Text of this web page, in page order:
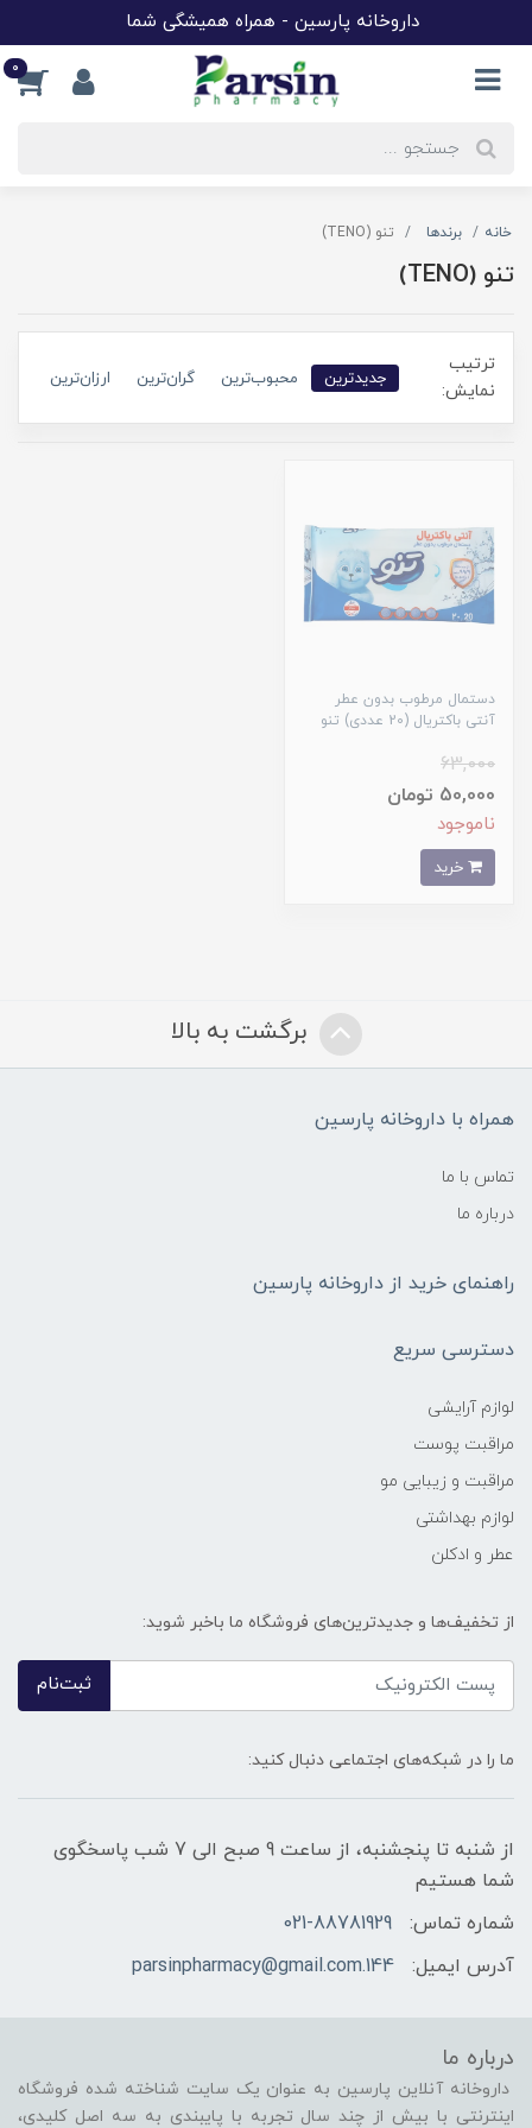
داروخانه پارسین - همراه همیشگی شما
0
خانه برندها تنو (TENO)
تنو (TENO)
ترتیب
نمایش:
جدیدترین محبوب‌ترین گران‌ترین ارزان‌ترین
دستمال مرطوب بدون عطر
آنتی باکتریال (20 عددی) تنو
63,000
50,000 تومان
ناموجود
برگشت به بالا
همراه با داروخانه پارسین
تماس با ما
درباره ما
راهنمای خرید از داروخانه پارسین
دسترسی سریع
لوازم آرایشی
مراقبت پوست
مراقبت و زیبایی مو
لوازم بهداشتی
عطر و ادکلن
از تخفیف‌ها و جدیدترین‌های فروشگاه ما باخبر شوید:
ثبت‌نام
ما را در شبکه‌های اجتماعی دنبال کنید:
از شنبه تا پنجشنبه، از ساعت 9 صبح الی 7 شب پاسخگوی
شما هستیم
شماره تماس:
021-88781929
آدرس ایمیل:
144.parsinpharmacy@gmail.com
درباره ما
داروخانه آنلاین پارسین به عنوان یک سایت شناخته شده فروشگاه
اینترنتی با بیش از چند سال تجربه با پایبندی به سه اصل کلیدی،